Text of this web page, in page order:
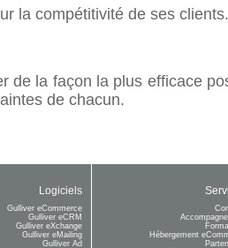
la compétitivité de ses clients.
de la façon la plus efficace
de chacun.
Logiciels
Gulliver eCommerce
Gulliver eCRM
Gulliver eXchange
Gulliver eMailing
Gulliver Ad
Hébergement